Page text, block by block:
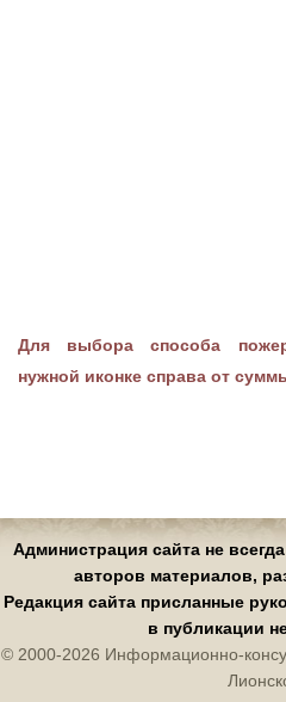
Для выбора способа
нужной иконке справа от
Администрация сайта не
авторов материалов,
Редакция сайта присланные
в публикации
© 2000-2026 Информационно-